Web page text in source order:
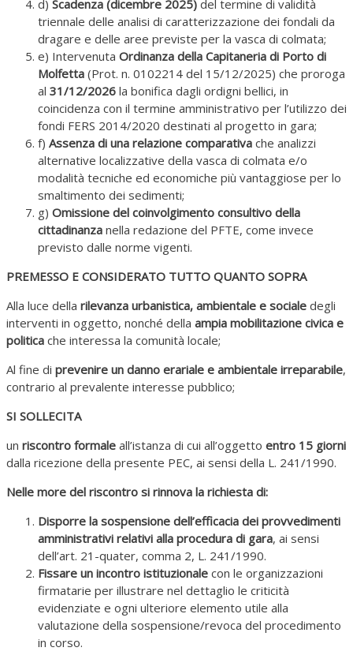
d) Scadenza (dicembre 2025) del termine di validità
triennale delle analisi di caratterizzazione dei fondali da
dragare e delle aree previste per la vasca di colmata;
e) Intervenuta Ordinanza della Capitaneria di Porto di
Molfetta (Prot. n. 0102214 del 15/12/2025) che proroga
al 31/12/2026 la bonifica dagli ordigni bellici, in
coincidenza con il termine amministrativo per l’utilizzo dei
fondi FERS 2014/2020 destinati al progetto in gara;
f) Assenza di una relazione comparativa che analizzi
alternative localizzative della vasca di colmata e/o
modalità tecniche ed economiche più vantaggiose per lo
smaltimento dei sedimenti;
g) Omissione del coinvolgimento consultivo della
cittadinanza nella redazione del PFTE, come invece
previsto dalle norme vigenti.
PREMESSO E CONSIDERATO TUTTO QUANTO SOPRA
Alla luce della rilevanza urbanistica, ambientale e sociale degli
interventi in oggetto, nonché della ampia mobilitazione civica e
politica che interessa la comunità locale;
Al fine di prevenire un danno erariale e ambientale irreparabile,
contrario al prevalente interesse pubblico;
SI SOLLECITA
un riscontro formale all’istanza di cui all’oggetto entro 15 giorni
dalla ricezione della presente PEC, ai sensi della L. 241/1990.
Nelle more del riscontro si rinnova la richiesta di:
Disporre la sospensione dell’efficacia dei provvedimenti
amministrativi relativi alla procedura di gara, ai sensi
dell’art. 21-quater, comma 2, L. 241/1990.
Fissare un incontro istituzionale con le organizzazioni
firmatarie per illustrare nel dettaglio le criticità
evidenziate e ogni ulteriore elemento utile alla
valutazione della sospensione/revoca del procedimento
in corso.